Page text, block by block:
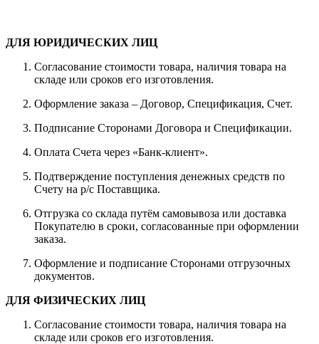
ДЛЯ ЮРИДИЧЕСКИХ ЛИЦ
Согласование стоимости товара, наличия товара на
складе или сроков его изготовления.
Оформление заказа – Договор, Спецификация, Счет.
Подписание Сторонами Договора и Спецификации.
Оплата Счета через «Банк-клиент».
Подтверждение поступления денежных средств по
Счету на р/с Поставщика.
Отгрузка со склада путём самовывоза или доставка
Покупателю в сроки, согласованные при оформлении
заказа.
Оформление и подписание Сторонами отгрузочных
документов.
ДЛЯ ФИЗИЧЕСКИХ ЛИЦ
Согласование стоимости товара, наличия товара на
складе или сроков его изготовления.